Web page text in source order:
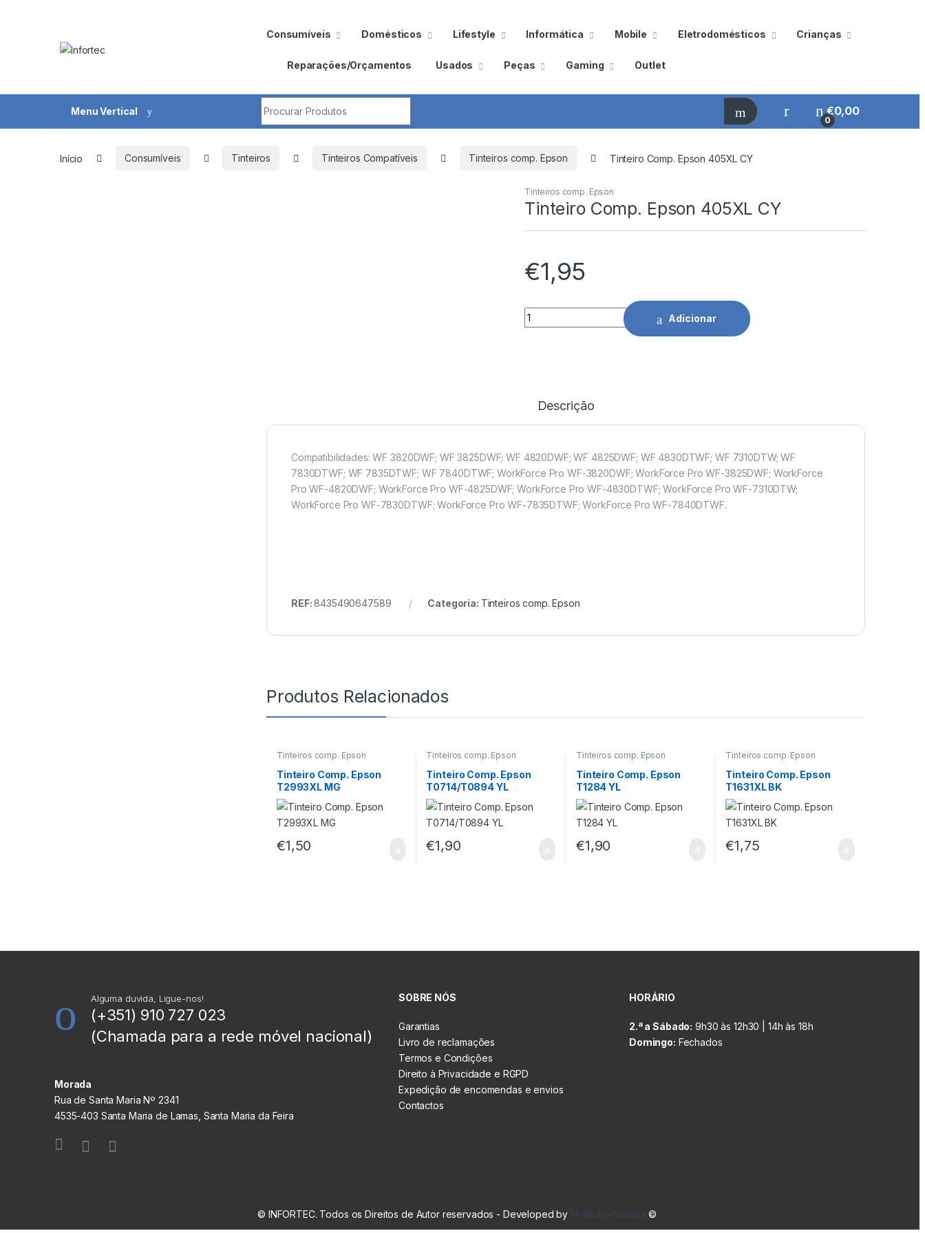
Consumíveis Domésticos Lifestyle Informática Mobile Eletrodomésticos Crianças
Reparações/Orçamentos Usados Peças Gaming Outlet
Menu Vertical
0
€0,00
Início Consumíveis Tinteiros Tinteiros Compatíveis Tinteiros comp. Epson Tinteiro Comp. Epson 405XL CY
Tinteiros comp. Epson
Tinteiro Comp. Epson 405XL CY
€1,95
Tinteiro Comp. Epson 405XL CY quantidade
Adicionar
Descrição
Compatibilidades: WF 3820DWF; WF 3825DWF; WF 4820DWF; WF 4825DWF; WF 4830DTWF; WF 7310DTW; WF
7830DTWF; WF 7835DTWF; WF 7840DTWF; WorkForce Pro WF-3820DWF; WorkForce Pro WF-3825DWF; WorkForce
Pro WF-4820DWF; WorkForce Pro WF-4825DWF; WorkForce Pro WF-4830DTWF; WorkForce Pro WF-7310DTW;
WorkForce Pro WF-7830DTWF; WorkForce Pro WF-7835DTWF; WorkForce Pro WF-7840DTWF.
REF:8435490647589 Categoria: Tinteiros comp. Epson
Produtos Relacionados
Tinteiros comp. Epson
Tinteiro Comp. Epson
T2993XL MG
€1,50
Tinteiros comp. Epson
Tinteiro Comp. Epson
T0714/T0894 YL
€1,90
Tinteiros comp. Epson
Tinteiro Comp. Epson
T1284 YL
€1,90
Tinteiros comp. Epson
Tinteiro Comp. Epson
T1631XL BK
€1,75
Alguma duvida, Ligue-nos!
(+351) 910 727 023
(Chamada para a rede móvel nacional)
Morada
Rua de Santa Maria Nº 2341
4535-403 Santa Maria de Lamas, Santa Maria da Feira
SOBRE NÓS
Garantias
Livro de reclamações
Termos e Condições
Direito à Privacidade e RGPD
Expedição de encomendas e envios
Contactos
HORÁRIO
2.ª a Sábado: 9h30 às 12h30 | 14h às 18h
Domingo: Fechados
© INFORTEC. Todos os Direitos de Autor reservados - Developed by ©